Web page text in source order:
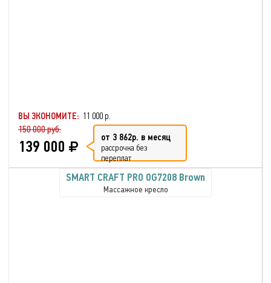
ВЫ ЭКОНОМИТЕ: 11 000 р.
150 000 руб.
139 000 от 3 862р. в месяц
рассрочка без
переплат
SMART CRAFT PRO OG7208 Brown
Массажное кресло